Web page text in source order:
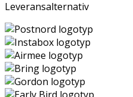
Leveransalternativ